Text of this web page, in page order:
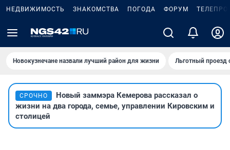
НЕДВИЖИМОСТЬ ЗНАКОМСТВА ПОГОДА ФОРУМ
Новокузнечане назвали лучший район для жизни Льготный проезд
СРОЧНО
Новый заммэра Кемерова рассказал о
жизни на два города, семье, управлении Кировским и
столицей